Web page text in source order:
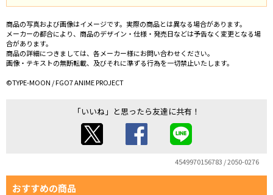
商品の写真および画像はイメージです。実際の商品とは異なる場合があります。
メーカーの都合により、商品のデザイン・仕様・発売日などは予告なく変更となる場
合があります。
商品の詳細につきましては、各メーカー様にお問い合わせください。
画像・テキストの無断転載、及びそれに準ずる行為を一切禁止いたします。
©TYPE-MOON / FGO7 ANIME PROJECT
「いいね」と思ったら友達に共有！
4549970156783 / 2050-0276
おすすめの商品